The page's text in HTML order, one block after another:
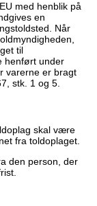
med henblik på
en
Når
til
henført under
varerne er bragt
stk. 1 og 5.
skal være
fra toldoplaget.
den person, der